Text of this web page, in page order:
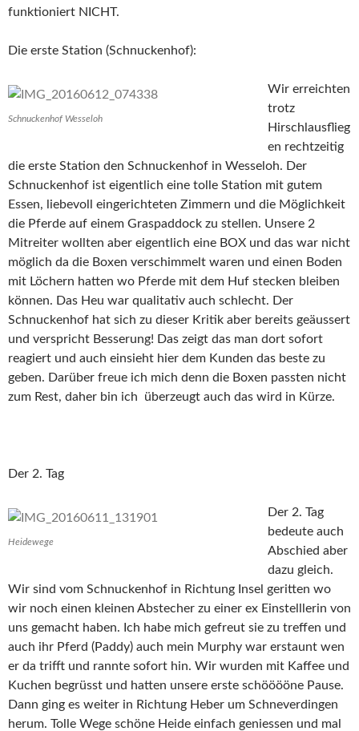
funktioniert NICHT.
Die erste Station (Schnuckenhof):
Schnuckenhof Wesseloh
Wir erreichten
trotz
Hirschlausflieg
en rechtzeitig
die erste Station den Schnuckenhof in Wesseloh. Der
Schnuckenhof ist eigentlich eine tolle Station mit gutem
Essen, liebevoll eingerichteten Zimmern und die Möglichkeit
die Pferde auf einem Graspaddock zu stellen. Unsere 2
Mitreiter wollten aber eigentlich eine BOX und das war nicht
möglich da die Boxen verschimmelt waren und einen Boden
mit Löchern hatten wo Pferde mit dem Huf stecken bleiben
können. Das Heu war qualitativ auch schlecht. Der
Schnuckenhof hat sich zu dieser Kritik aber bereits geäussert
und verspricht Besserung! Das zeigt das man dort sofort
reagiert und auch einsieht hier dem Kunden das beste zu
geben. Darüber freue ich mich denn die Boxen passten nicht
zum Rest, daher bin ich überzeugt auch das wird in Kürze.
Der 2. Tag
Heidewege
Der 2. Tag
bedeute auch
Abschied aber
dazu gleich.
Wir sind vom Schnuckenhof in Richtung Insel geritten wo
wir noch einen kleinen Abstecher zu einer ex Einstelllerin von
uns gemacht haben. Ich habe mich gefreut sie zu treffen und
auch ihr Pferd (Paddy) auch mein Murphy war erstaunt wen
er da trifft und rannte sofort hin. Wir wurden mit Kaffee und
Kuchen begrüsst und hatten unsere erste schööööne Pause.
Dann ging es weiter in Richtung Heber um Schneverdingen
herum. Tolle Wege schöne Heide einfach geniessen und mal